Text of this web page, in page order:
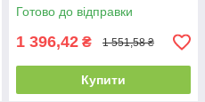
Готово до відправки
1 396,42 ₴ 1 551,58 ₴
Купити